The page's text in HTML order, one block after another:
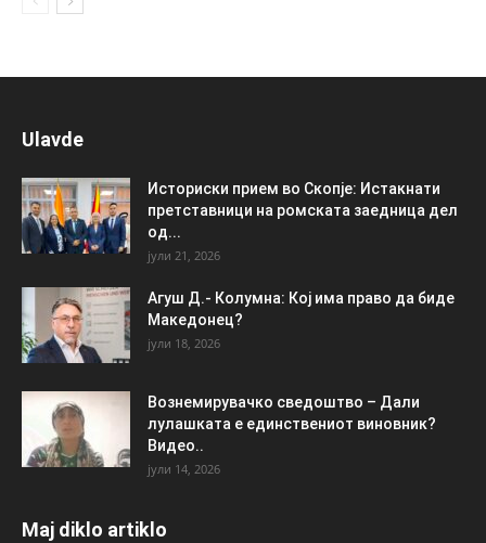
Ulavde
Историски прием во Скопје: Истакнати
претставници на ромската заедница дел
од...
јули 21, 2026
Агуш Д.- Колумна: Кој има право да биде
Македонец?
јули 18, 2026
Вознемирувачко сведоштво – Дали
лулашката е единствениот виновник?
Видео..
јули 14, 2026
Maj diklo artiklo